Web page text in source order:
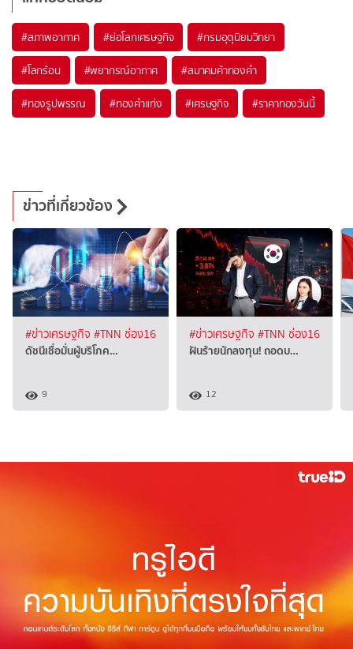
#สภาพอากาศ #ย่อโลกเศรษฐกิจ #กรมอุตุนิยมวิทยา
#โลกร้อน #พยากรณ์อากาศ #สมาคมค้าทองคำ
#ทองรูปพรรณ #ทองคำแท่ง #เศรษฐกิจ #ราคาทองวันนี้
ข่าวที่เกี่ยวข้อง
#ข่าวเศรษฐกิจ #TNN ช่อง16
ดัชนีเชื่อมั่นผู้บริโภค…
9
#ข่าวเศรษฐกิจ #TNN ช่อง16
ฝันร้ายนักลงทุน! ถอดบ…
12